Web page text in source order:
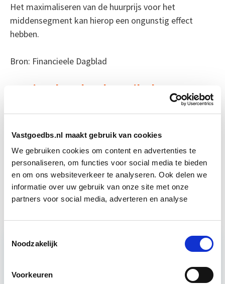
Vastgoedbs.nl maakt gebruik van cookies
We gebruiken cookies om content en advertenties te
personaliseren, om functies voor social media te bieden
en om ons websiteverkeer te analyseren. Ook delen we
informatie over uw gebruik van onze site met onze
partners voor social media, adverteren en analyse
Noodzakelijk
Voorkeuren
Het maximaliseren van de huurprijs voor het
middensegment kan hierop een ongunstig effect
hebben.
Bron: Financieele Dagblad
Boeiend verhaal? Duik dan eens
Business Case voor Vastgoed- &
Start do
Slimmer Vastgoedbeheer in de
Praktijk
Start wo 23
sep
Vastgoedrecht & Bouwrecht